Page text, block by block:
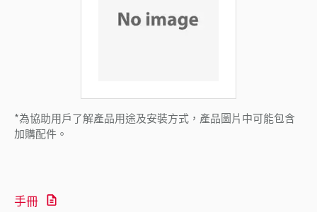
*為協助用戶了解產品用途及安裝方式，產品圖片中可能包含
加購配件。
手冊